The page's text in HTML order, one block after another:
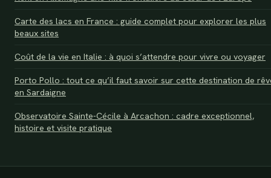
Carte des lacs en France : guide complet pour explorer les plus
beaux sites
Coût de la vie en Italie : à quoi s’attendre pour vivre ou voyager
Porto Pollo : tout ce qu’il faut savoir sur cette destination de
en Sardaigne
Observatoire Sainte-Cécile à Arcachon : cadre exceptionnel,
histoire et visite pratique